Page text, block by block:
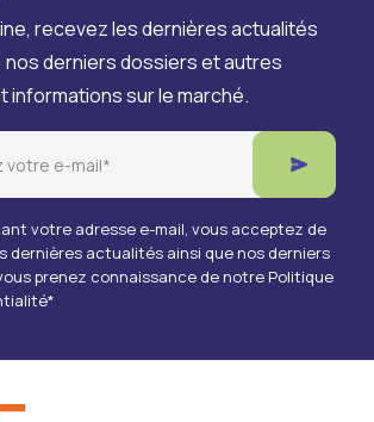
recevez les dernières actualités
nos derniers dossiers et autres
informations sur le marché.
votre adresse e-mail, vous acceptez de
dernières actualités ainsi que nos derniers
prenez connaissance de notre Politique
*